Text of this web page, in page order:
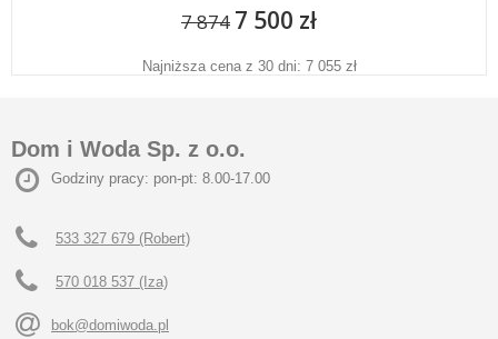
7 874 7 500 zł
Najniższa cena z 30 dni: 7 055 zł
Dom i Woda Sp. z o.o.
Godziny pracy: pon-pt: 8.00-17.00
533 327 679 (Robert)
570 018 537 (Iza)
bok@domiwoda.pl